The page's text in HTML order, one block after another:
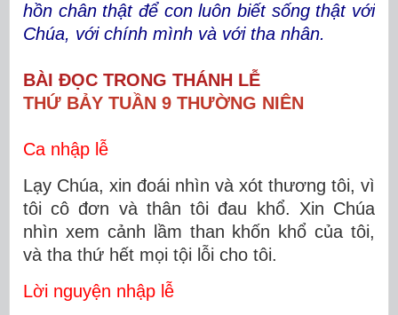
hồn chân thật để con luôn biết sống thật với
Chúa, với chính mình và với tha nhân.
BÀI ĐỌC TRONG THÁNH LỄ
THỨ BẢY TUẦN 9 THƯỜNG NIÊN
Ca nhập lễ
Lạy Chúa, xin đoái nhìn và xót thương tôi, vì
tôi cô đơn và thân tôi đau khổ. Xin Chúa
nhìn xem cảnh lầm than khốn khổ của tôi,
và tha thứ hết mọi tội lỗi cho tôi.
Lời nguyện nhập lễ